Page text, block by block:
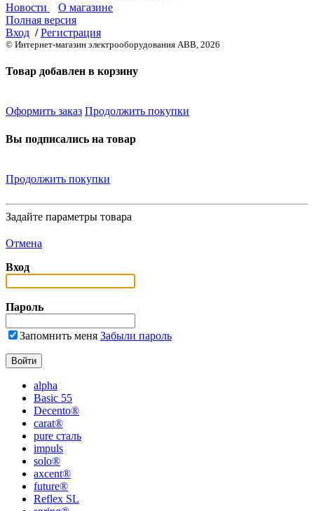
Новости
О магазине
Полная версия
Вход / Регистрация
© Интернет-магазин электрооборудования ABB, 2026
Товар добавлен в корзину
Оформить заказ Продолжить покупки
Вы подписались на товар
Продолжить покупки
Задайте параметры товара
Отмена
Вход
Пароль
Запомнить меня Забыли пароль
alpha
Basic 55
Decento®
carat®
pure сталь
impuls
solo®
axcent®
future®
Reflex SL